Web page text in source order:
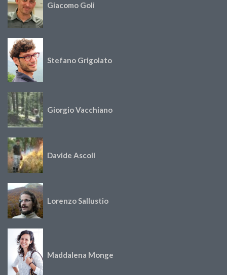
Giacomo Goli
Stefano Grigolato
Giorgio Vacchiano
Davide Ascoli
Lorenzo Sallustio
Maddalena Monge